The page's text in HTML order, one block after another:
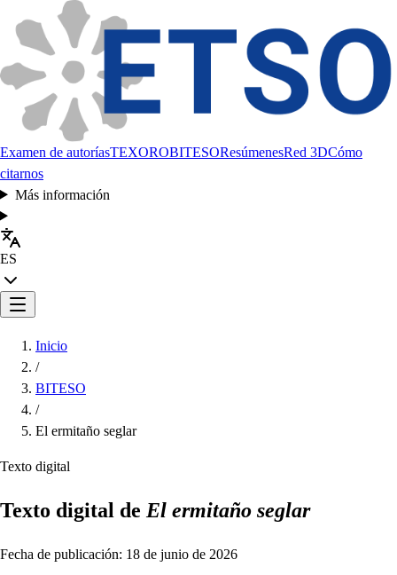
Examen de autoríasTEXOROBITESOResúmenesRed 3DCómo
citarnos
Más información
ES
Inicio
/
BITESO
/
El ermitaño seglar
Texto digital
Texto digital de El ermitaño seglar
Fecha de publicación: 18 de junio de 2026